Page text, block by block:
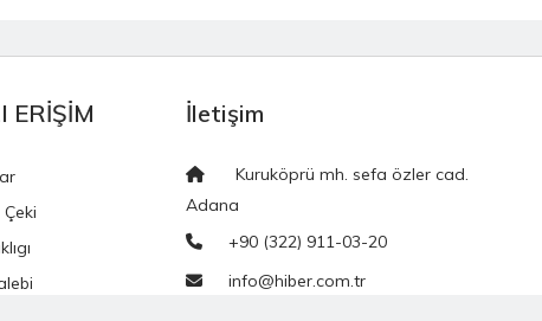
ERİŞİM İletişim
Kuruköprü mh. sefa özler cad.
Adana
+90 (322) 911-03-20
info@hiber.com.tr